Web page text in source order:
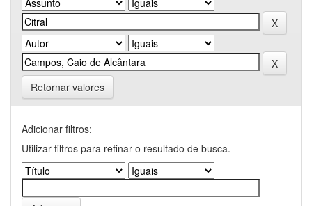
Retornar valores
Adicionar filtros:
Utilizar filtros para refinar o resultado de busca.